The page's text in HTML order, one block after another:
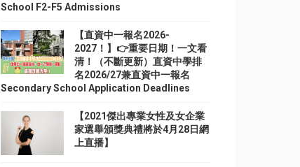
School F2-F5 Admissions
【直資中一報名2026-
2027！】👉重要日期！一文看
清！（不斷更新）直資中學排
名2026/27兼直資中一報名
Secondary School Application Deadlines
【2021傑出專業女性及女企業
家選舉頒獎典禮將於4月28日網
上直播】